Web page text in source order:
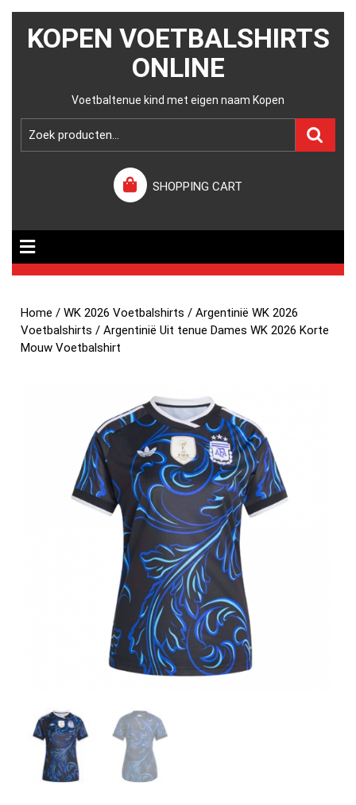
KOPEN VOETBALSHIRTS
ONLINE
Voetbaltenue kind met eigen naam Kopen
SHOPPING CART
Home /WK 2026 Voetbalshirts /Argentinië WK 2026
Voetbalshirts / Argentinië Uit tenue Dames WK 2026 Korte
Mouw Voetbalshirt